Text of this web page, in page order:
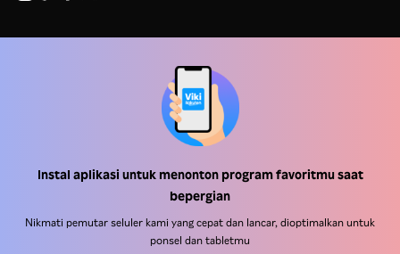
Instal aplikasi untuk menonton program favoritmu saat
bepergian
Nikmati pemutar seluler kami yang cepat dan lancar, dioptimalkan untuk
ponsel dan tabletmu
Pusat Pers
Ketentuan Penggunaan